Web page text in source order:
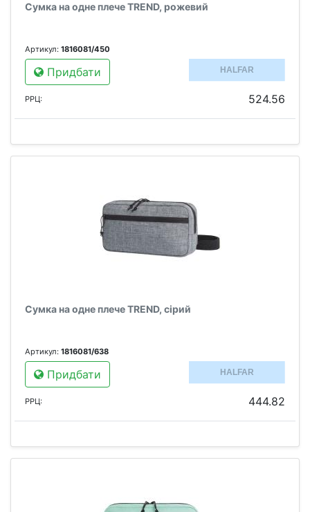
Сумка на одне плече TREND, рожевий
Артикул: 1816081/450
Придбати
РРЦ: 524.56
Сумка на одне плече TREND, сірий
Артикул: 1816081/638
Придбати
РРЦ: 444.82